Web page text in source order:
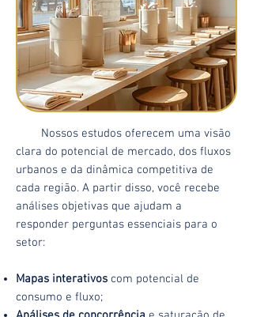
Nossos estudos oferecem uma visão
clara do potencial de mercado, dos fluxos
urbanos e da dinâmica competitiva de
cada região. A partir disso, você recebe
análises objetivas que ajudam a
responder perguntas essenciais para o
setor:
Mapas interativos com potencial de
consumo e fluxo;